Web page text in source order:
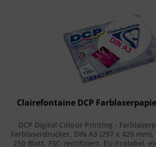
Clairefontaine DCP
DCP Digital Colour Printing -
Farblaserdrucker, DIN A3 (297 x 420 mm),
250 Blatt. FSC-zertifiziert, EU-Ecolabel,